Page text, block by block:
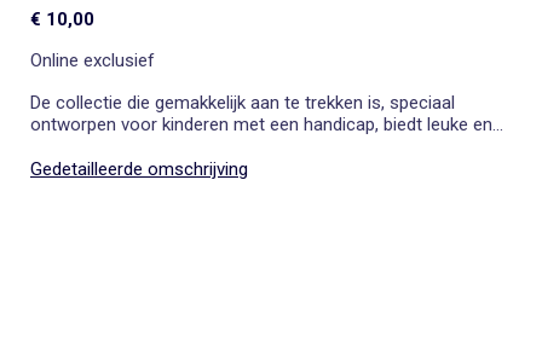
€ 10,00
Online exclusief
De collectie die gemakkelijk aan te trekken is, speciaal
ontworpen voor kinderen met een handicap, biedt leuke en
Gedetailleerde omschrijving